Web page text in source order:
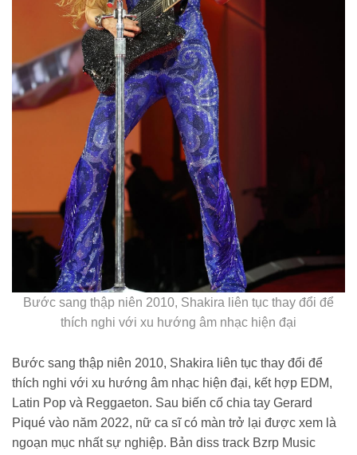
Bước sang thập niên 2010, Shakira liên tục thay đổi để
thích nghi với xu hướng âm nhạc hiện đại
Bước sang thập niên 2010, Shakira liên tục thay đổi để
thích nghi với xu hướng âm nhạc hiện đại, kết hợp EDM,
Latin Pop và Reggaeton. Sau biến cố chia tay Gerard
Piqué vào năm 2022, nữ ca sĩ có màn trở lại được xem là
ngoạn mục nhất sự nghiệp. Bản diss track Bzrp Music